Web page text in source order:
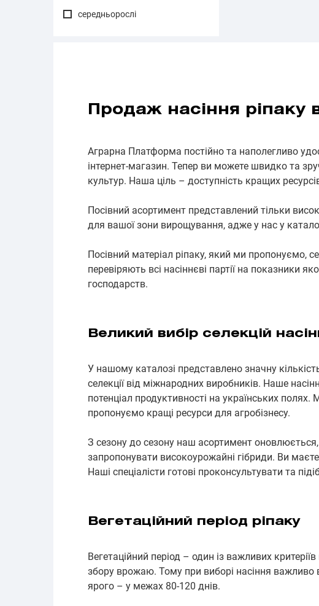
середньорослі
Продаж насіння ріпаку
Аграрна Платформа постійно та наполегливо
інтернет-магазин. Тепер ви можете швидко та
культур. Наша ціль – доступність кращих
Посівний асортимент представлений тільки
для вашої зони вирощування, адже у нас у
Посівний матеріал ріпаку, який ми пропонуємо,
перевіряють всі насіннєві партії на показники
господарств.
Великий вибір селекцій
У нашому каталозі представлено значну
селекції від міжнародних виробників. Наше
потенціал продуктивності на українських
пропонуємо кращі ресурси для агробізнесу.
З сезону до сезону наш асортимент оновлюється,
запропонувати високоурожайні гібриди. Ви
Наші спеціалісти готові проконсультувати та
Вегетаційний період ріпаку
Вегетаційний період – один із важливих
збору врожаю. Тому при виборі насіння важливо
ярого – у межах 80-120 днів.